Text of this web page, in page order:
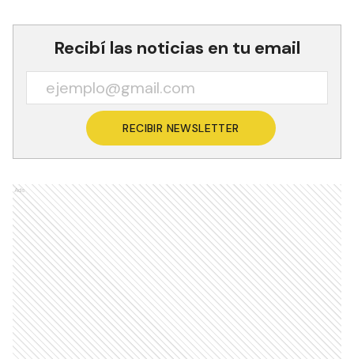
Recibí las noticias en tu email
RECIBIR NEWSLETTER
Ads